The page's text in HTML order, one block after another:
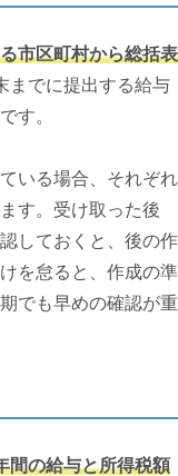
市区町村から総括表
までに提出する給与
す。
いる場合、それぞれ
す。受け取った後
しておくと、後の作
を怠ると、作成の準
でも早めの確認が重
間の給与と所得税額